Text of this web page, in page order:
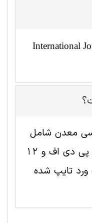
International
معدن شامل
4 صفحه انگلیسی به صورت پی دی اف و 12
تایپ شده